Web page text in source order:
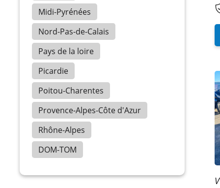
Midi-Pyrénées
Nord-Pas-de-Calais
Pays de la loire
Picardie
Poitou-Charentes
Provence-Alpes-Côte d'Azur
Rhône-Alpes
DOM-TOM